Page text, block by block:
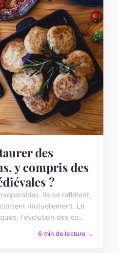
des
y compris des
?
Ils se reflètent,
mutuellement. Le
l'évolution des co...
6 min de lecture →